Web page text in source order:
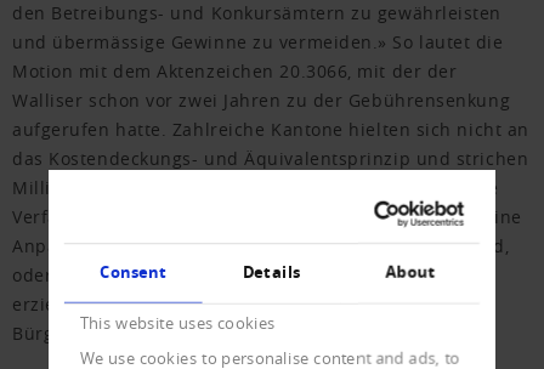
Consent Details About
This website uses cookies
We use cookies to personalise content and ads, to
den Betreibungs- und Konkursämtern zu gewährleisten
und übermässige Gewinne zu vermeiden.» So lautet die
Motion mit dem Aktenzeichen 20.3066, mit der der
Walliser schon vor zwei Jahren zu der Gebührensenkung
aufgerufen hatte. Zahlreiche Kantone hielten sich nicht an
das Kostendeckungs- und Äquivalentsprinzip und strichen
Millionengewinne ein, häufig auf Kosten der KMU. «Die
Verfassungsgrundlagen bezüglich Steuern verlangen eine
Anpassung der Gebühren, entweder für das ganze Land,
oder indem man den Kantonen, die zu hohe Gewinne
erzielen, erlaubt, die Gebühren im Interesse der
Bürgerinnen und Bürger zu senken.»